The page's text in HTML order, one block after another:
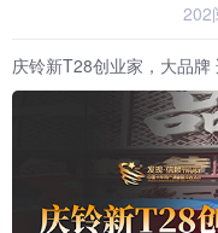
202
庆铃新T28创业家，大品